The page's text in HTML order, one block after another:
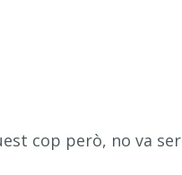
cop però, no va ser